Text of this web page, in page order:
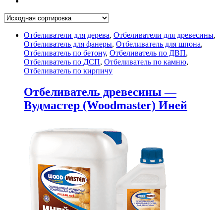
Отбеливатели для дерева, Отбеливатели для древесины,
Отбеливатель для фанеры, Отбеливатель для шпона,
Отбеливатель по бетону, Отбеливатель по ДВП,
Отбеливатель по ДСП, Отбеливатель по камню,
Отбеливатель по кирпичу
Отбеливатель древесины —
Вудмастер (Woodmaster) Иней